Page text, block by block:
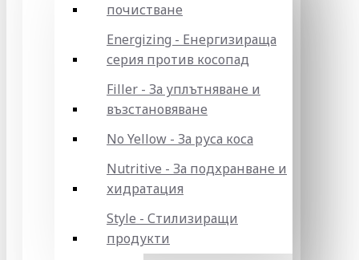
почистване
Energizing - Енергизираща
серия против косопад
Filler - За уплътняване и
възстановяване
No Yellow - За руса коса
Nutritive - За подхранване и
хидратация
Style - Стилизиращи
продукти